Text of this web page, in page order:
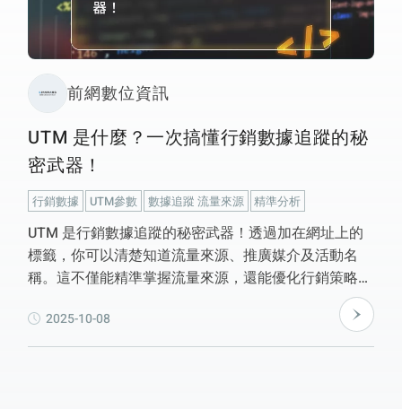
前網數位資訊
UTM 是什麼？一次搞懂行銷數據追蹤的秘
密武器！
行銷數據 UTM參數 數據追蹤 流量來源 精準分析
UTM 是行銷數據追蹤的秘密武器！透過加在網址上的
標籤，你可以清楚知道流量來源、推廣媒介及活動名
稱。這不僅能精準掌握流量來源，還能優化行銷策略，
跨平台評估一致性。使用 UTM 不影響 SEO，適合導流
用，但要保持參數一致性。Google Campaign URL
Builder 工具可幫你快速產生正確格式的網址，讓每次
2025-10-08